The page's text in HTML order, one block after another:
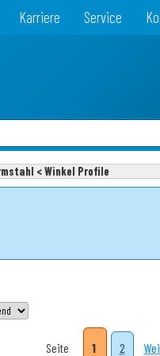
Karriere Service
< Winkel Profile
Seite 1 2